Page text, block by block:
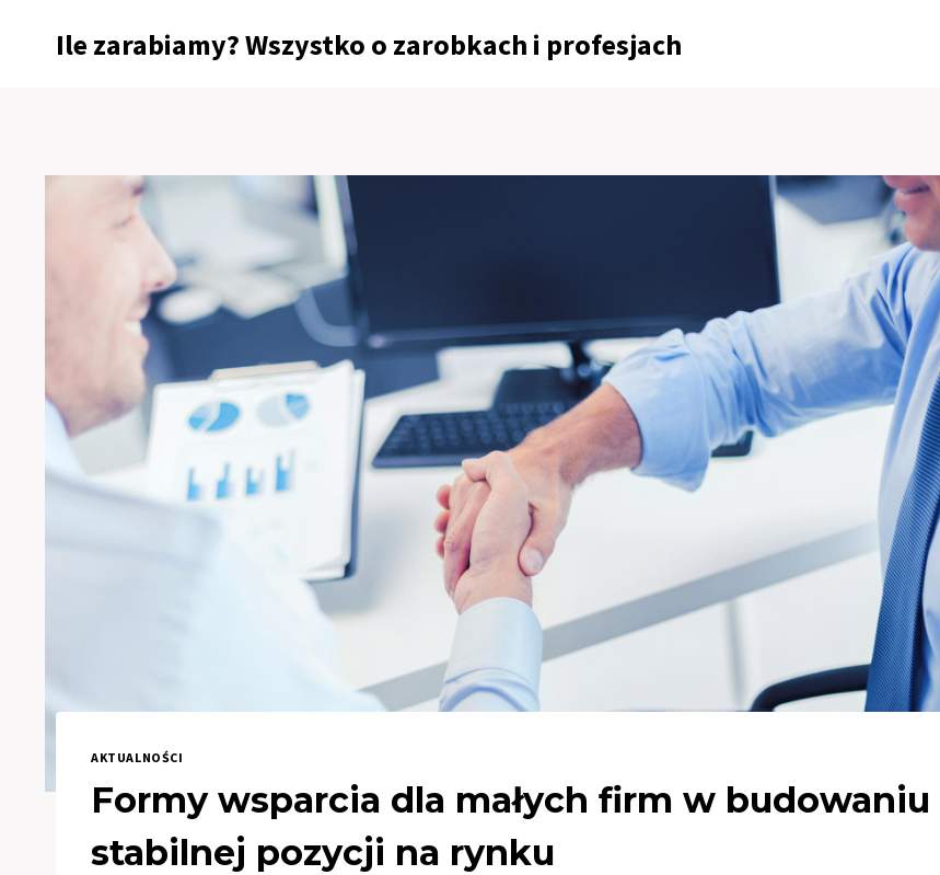
Ile zarabiamy? Wszystko o zarobkach i profesjach
AKTUALNOŚCI
Formy wsparcia dla małych firm w budowaniu
stabilnej pozycji na rynku